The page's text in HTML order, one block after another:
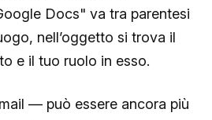
Docs" va tra parentesi
nell’oggetto si trova il
e il tuo ruolo in esso.
— può essere ancora più